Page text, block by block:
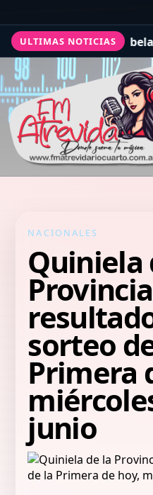
ULTIMAS NOTICIAS
"nueva era":
NACIONALES
Quiniela
sorteo
Primera
junio